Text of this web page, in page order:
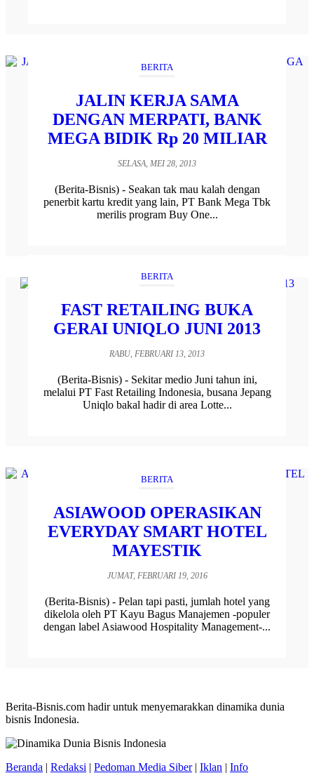
BERITA
JALIN KERJA SAMA
DENGAN MERPATI, BANK
MEGA BIDIK Rp 20 MILIAR
SELASA, MEI 28, 2013
(Berita-Bisnis) - Seakan tak mau kalah dengan
penerbit kartu kredit yang lain, PT Bank Mega Tbk
merilis program Buy One...
BERITA
FAST RETAILING BUKA
GERAI UNIQLO JUNI 2013
RABU, FEBRUARI 13, 2013
(Berita-Bisnis) - Sekitar medio Juni tahun ini,
melalui PT Fast Retailing Indonesia, busana Jepang
Uniqlo bakal hadir di area Lotte...
BERITA
ASIAWOOD OPERASIKAN
EVERYDAY SMART HOTEL
MAYESTIK
JUMAT, FEBRUARI 19, 2016
(Berita-Bisnis) - Pelan tapi pasti, jumlah hotel yang
dikelola oleh PT Kayu Bagus Manajemen -populer
dengan label Asiawood Hospitality Management-...
Berita-Bisnis.com hadir untuk menyemarakkan dinamika dunia
bisnis Indonesia.
Beranda | Redaksi | Pedoman Media Siber| Iklan | Info